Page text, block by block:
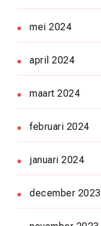
mei 2024
april 2024
maart 2024
februari 2024
januari 2024
december 2023